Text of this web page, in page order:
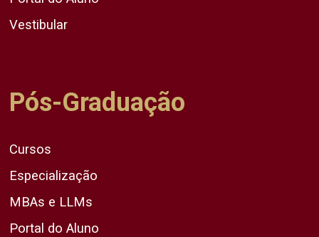
Vestibular
Pós-Graduação
Cursos
Especialização
MBAs e LLMs
Portal do Aluno